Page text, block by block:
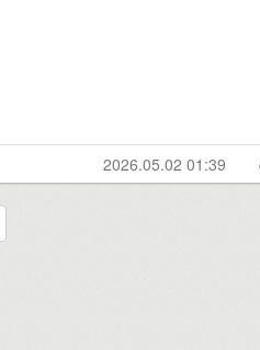
2026.05.02 01:39